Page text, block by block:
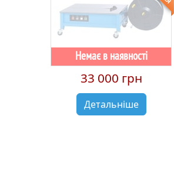
Немає в наявності
33 000 грн
Детальніше